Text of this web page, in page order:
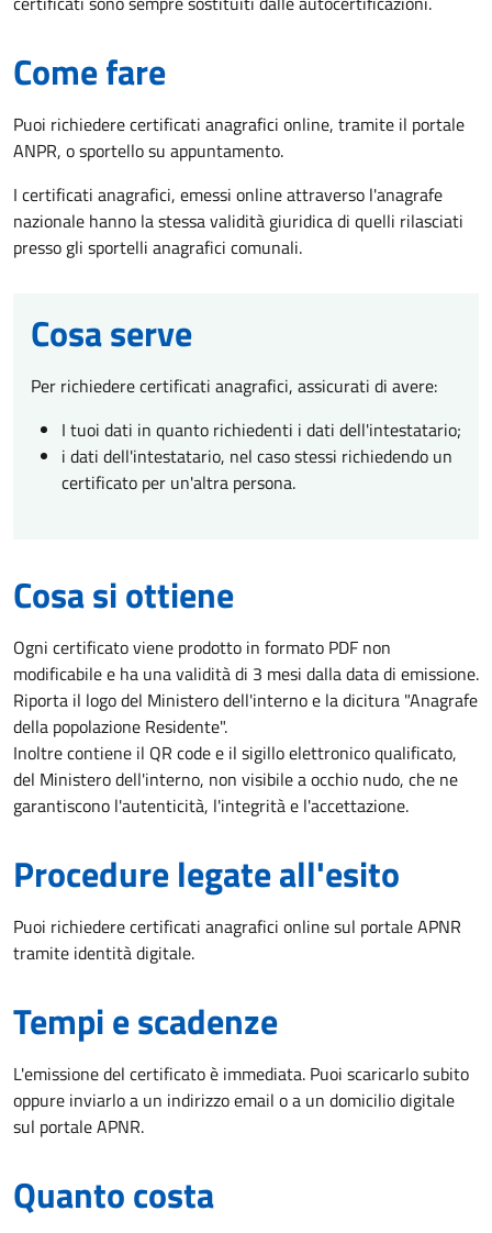
Come fare
Puoi richiedere certificati anagrafici online, tramite il portale
ANPR, o sportello su appuntamento.
I certificati anagrafici, emessi online attraverso l'anagrafe
nazionale hanno la stessa validità giuridica di quelli rilasciati
presso gli sportelli anagrafici comunali.
Cosa serve
Per richiedere certificati anagrafici, assicurati di avere:
I tuoi dati in quanto richiedenti i dati dell'intestatario;
i dati dell'intestatario, nel caso stessi richiedendo un
certificato per un'altra persona.
Cosa si ottiene
Ogni certificato viene prodotto in formato PDF non
modificabile e ha una validità di 3 mesi dalla data di emissione.
Riporta il logo del Ministero dell'interno e la dicitura "Anagrafe
della popolazione Residente".
Inoltre contiene il QR code e il sigillo elettronico qualificato,
del Ministero dell'interno, non visibile a occhio nudo, che ne
garantiscono l'autenticità, l'integrità e l'accettazione.
Procedure legate all'esito
Puoi richiedere certificati anagrafici online sul portale APNR
tramite identità digitale.
Tempi e scadenze
L'emissione del certificato è immediata. Puoi scaricarlo subito
oppure inviarlo a un indirizzo email o a un domicilio digitale
sul portale APNR.
Quanto costa